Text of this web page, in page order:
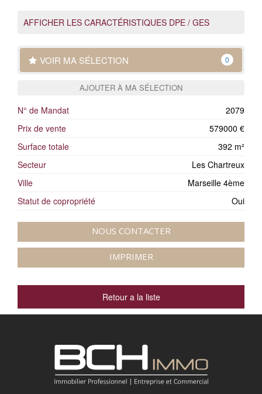
AFFICHER LES CARACTÉRISTIQUES DPE / GES
VOIR MA SÉLECTION 0
AJOUTER À MA SÉLECTION
N° de Mandat
2079
Prix de vente
579000 €
Surface totale
392 m²
Secteur
Les Chartreux
Ville
Marseille 4ème
Statut de copropriété
Oui
NOUS CONTACTER
IMPRIMER
Retour a la liste